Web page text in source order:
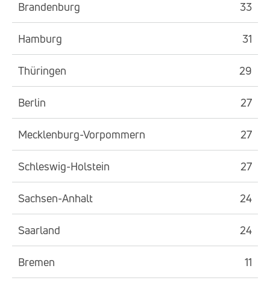
Brandenburg 33
Hamburg 31
Thüringen 29
Berlin 27
Mecklenburg-Vorpommern 27
Schleswig-Holstein 27
Sachsen-Anhalt 24
Saarland 24
Bremen 11